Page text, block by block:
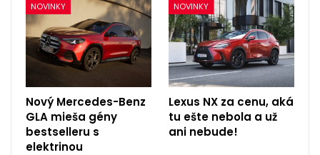
NOVINKY
Nový Mercedes-Benz
GLA mieša gény
bestselleru s
elektrinou
NOVINKY
Lexus NX za cenu, aká
tu ešte nebola a už
ani nebude!